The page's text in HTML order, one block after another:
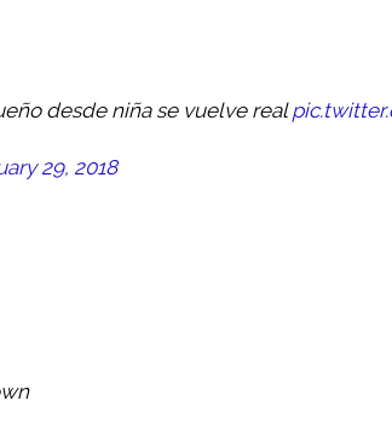
desde niña se vuelve real
29, 2018